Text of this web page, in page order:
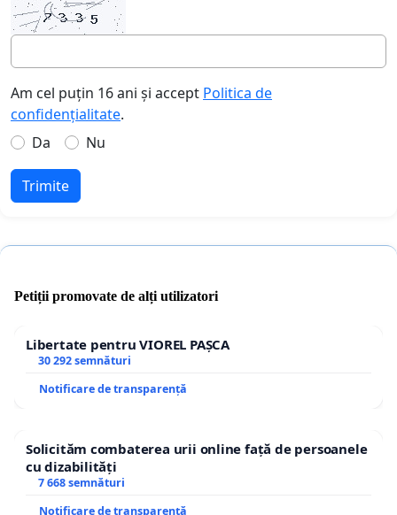
Am cel puțin 16 ani și accept Politica de
confidențialitate.
Da
Nu
Trimite
Petiții promovate de alți utilizatori
Libertate pentru VIOREL PAȘCA
30 292 semnături
Notificare de transparență
Solicităm combaterea urii online față de persoanele
cu dizabilități
7 668 semnături
Notificare de transparență